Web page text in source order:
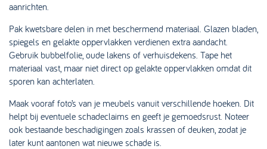
aanrichten.
Pak kwetsbare delen in met beschermend materiaal. Glazen bladen,
spiegels en gelakte oppervlakken verdienen extra aandacht.
Gebruik bubbelfolie, oude lakens of verhuisdekens. Tape het
materiaal vast, maar niet direct op gelakte oppervlakken omdat dit
sporen kan achterlaten.
Maak vooraf foto’s van je meubels vanuit verschillende hoeken. Dit
helpt bij eventuele schadeclaims en geeft je gemoedsrust. Noteer
ook bestaande beschadigingen zoals krassen of deuken, zodat je
later kunt aantonen wat nieuwe schade is.